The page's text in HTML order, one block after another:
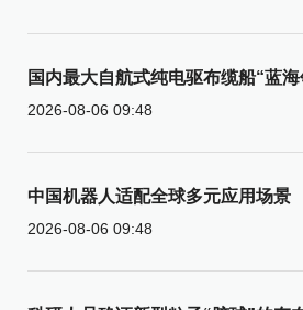
国内最大自航式纯电驱布缆船“蓝
2026-08-06 09:48
中国机器人适配全球多元应用场景
2026-08-06 09:48